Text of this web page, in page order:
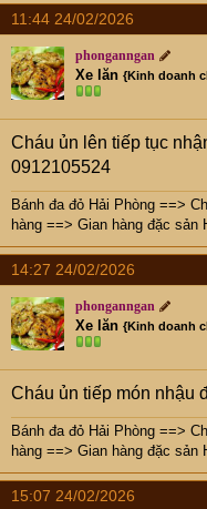
11:44 24/02/2026
phonganngan
Xe lăn {Kinh doanh
Cháu ủn lên tiếp tục
0912105524
Bánh đa đỏ Hải Phòng ==>
hàng ==> Gian hàng đặc sản
14:27 24/02/2026
phonganngan
Xe lăn {Kinh doanh
Cháu ủn tiếp món nhậu
Bánh đa đỏ Hải Phòng ==>
hàng ==> Gian hàng đặc sản
15:07 24/02/2026